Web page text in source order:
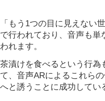
もう1つの目に見えない
行われており、音声も
れます。
漬けを食べるという行為
、音声ARによるこれら
と誘うことに成功してい